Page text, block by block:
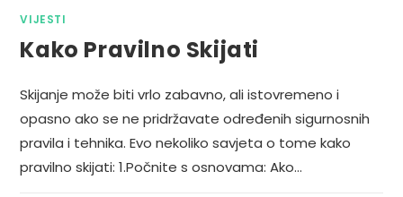
VIJESTI
Kako Pravilno Skijati
Skijanje može biti vrlo zabavno, ali istovremeno i
opasno ako se ne pridržavate određenih sigurnosnih
pravila i tehnika. Evo nekoliko savjeta o tome kako
pravilno skijati: 1.Počnite s osnovama: Ako…